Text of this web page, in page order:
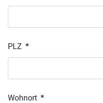
PLZ *
Wohnort *